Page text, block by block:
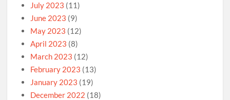
July 2023 (11)
June 2023 (9)
May 2023 (12)
April 2023 (8)
March 2023 (12)
February 2023 (13)
January 2023 (19)
December 2022 (18)